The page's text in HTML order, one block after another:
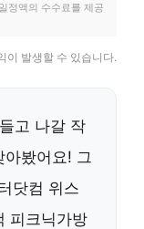
정액의 수수료를 제공
이 발생할 수 있습니다.
고 나갈 작
아봤어요! 그
닷컴 위스
피크닉가방